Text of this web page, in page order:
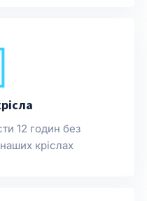
12 годин без
кріслах